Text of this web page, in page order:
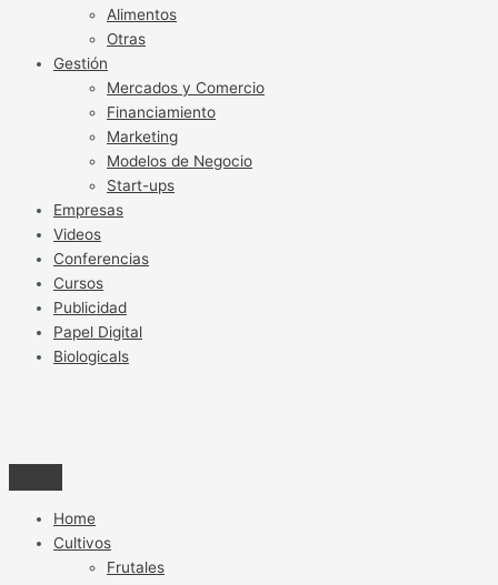
Alimentos
Otras
Gestión
Mercados y Comercio
Financiamiento
Marketing
Modelos de Negocio
Start-ups
Empresas
Videos
Conferencias
Cursos
Publicidad
Papel Digital
Biologicals
Home
Cultivos
Frutales